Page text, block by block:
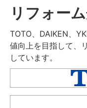
リフォー
TOTO、DAIKEN、
値向上を目指して、
しています。